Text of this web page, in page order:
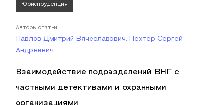
Юриспруденция
Авторы статьи
Павлов Дмитрий Вячеславович, Пехтер Сергей
Андреевич
Взаимодействие подразделений ВНГ с
частными детективами и охранными
организациями